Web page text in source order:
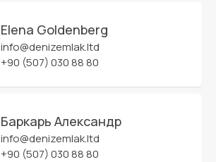
Elena Goldenberg
info@denizemlak.ltd
+90 (507) 030 88 80
Баркарь Александр
info@denizemlak.ltd
+90 (507) 030 88 80